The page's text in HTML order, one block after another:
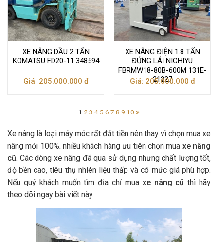
XE NÂNG DẦU 2 TẤN
KOMATSU FD20-11 348594
Giá: 205.000.000 đ
XE NÂNG ĐIỆN 1.8 TẤN
ĐỨNG LÁI NICHIYU
FBRMW18-80B-600M 131E-
21227
Giá: 205.000.000 đ
1 2 3 4 5 6 7 8 9 10
Xe nâng là loại máy móc rất đắt tiền nên thay vì chọn mua xe
nâng mới 100%, nhiều khách hàng ưu tiên chọn mua xe nâng
cũ. Các dòng xe nâng đã qua sử dụng nhưng chất lượng tốt,
độ bền cao, tiêu thụ nhiên liệu thấp và có mức giá phù hợp.
Nếu quý khách muốn tìm địa chỉ mua xe nâng cũ thì hãy
theo dõi ngay bài viết này.